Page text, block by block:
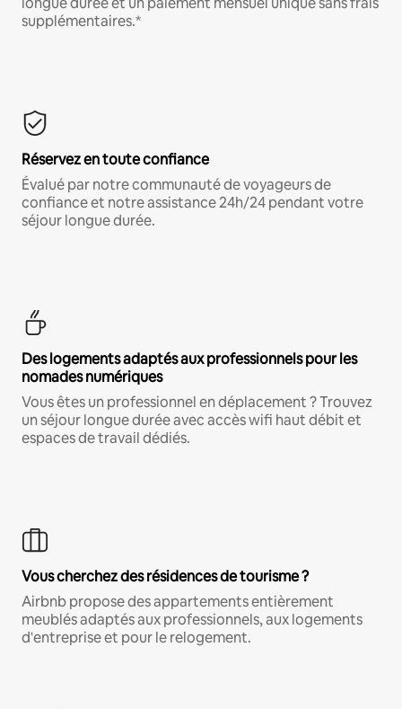
supplémentaires.*
Réservez en toute confiance
Évalué par notre communauté de voyageurs de
confiance et notre assistance 24h/24 pendant votre
séjour longue durée.
Des logements adaptés aux professionnels pour les
nomades numériques
Vous êtes un professionnel en déplacement ? Trouvez
un séjour longue durée avec accès wifi haut débit et
espaces de travail dédiés.
Vous cherchez des résidences de tourisme ?
Airbnb propose des appartements entièrement
meublés adaptés aux professionnels, aux logements
d'entreprise et pour le relogement.